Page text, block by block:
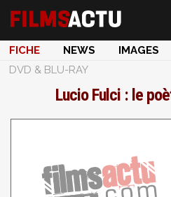
FICHE NEWS IMAGES
DVD & BLU-RAY
Lucio Fulci : le